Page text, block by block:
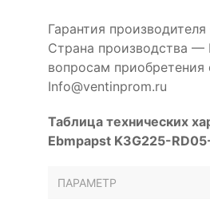
Гарантия
Страна производства —
вопросам приобретения
Info@ventinprom.ru
Таблица технических
Ebmpapst K3G225-
ПАРАМЕТР